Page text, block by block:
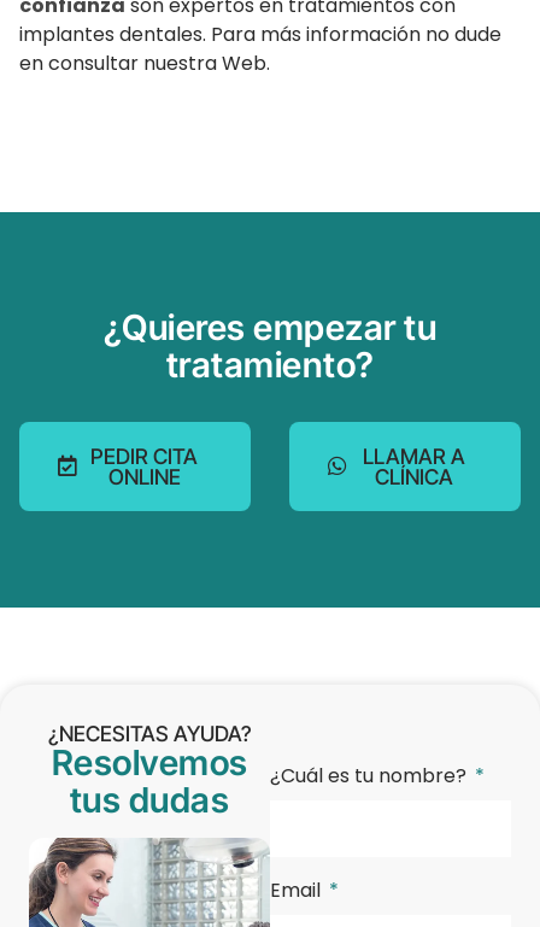
confianza son expertos en tratamientos con
implantes dentales. Para más información no dude
en consultar nuestra Web.
¿Quieres empezar tu
tratamiento?
PEDIR CITA
ONLINE
LLAMAR A
CLÍNICA
¿NECESITAS AYUDA?
Resolvemos
tus dudas
¿Cuál es tu nombre?
Email